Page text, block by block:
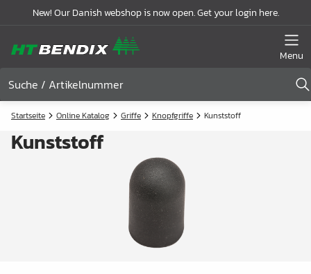
New! Our Danish webshop is now open. Get your login here.
Menu
Startseite Online Katalog Griffe Knopfgriffe Kunststoff
Kunststoff